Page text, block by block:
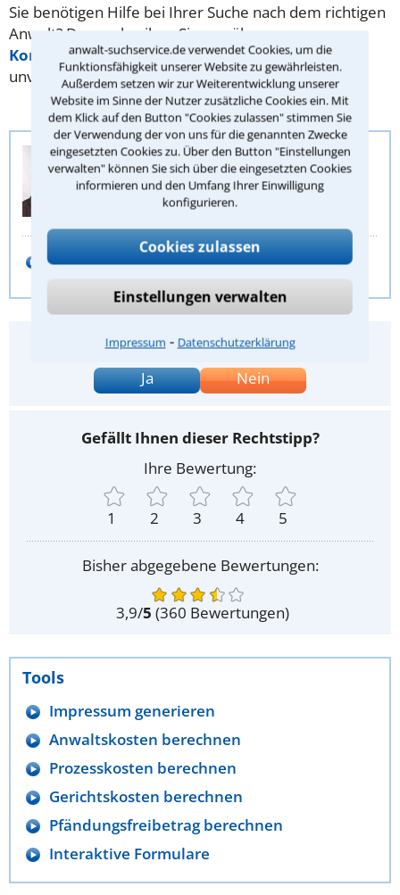
anwalt-suchservice.de verwendet Cookies, um die
Funktionsfähigkeit unserer Website zu gewährleisten.
Außerdem setzen wir zur Weiterentwicklung unserer
Website im Sinne der Nutzer zusätzliche Cookies ein. Mit
dem Klick auf den Button "Cookies zulassen" stimmen Sie
der Verwendung der von uns für die genannten Zwecke
eingesetzten Cookies zu. Über den Button "Einstellungen
verwalten" können Sie sich über die eingesetzten Cookies
informieren und den Umfang Ihrer Einwilligung
konfigurieren.
Cookies zulassen
Einstellungen verwalten
Impressum ⁃ Datenschutzerklärung
Sie benötigen Hilfe bei Ihrer Suche nach dem richtigen
Anwalt? Dann schreiben Sie uns über unser
Kontaktformular. Wir helfen Ihnen kostenlos und
unverbindlich.
Anwalt-Suchservice
Juristische Redaktion
Stephan Buch
E-Mail schreiben
Hat Ihnen dieser Rechtstipp geholfen?
Ja
Nein
Gefällt Ihnen dieser Rechtstipp?
Ihre Bewertung:
1 2 3 4 5
Bisher abgegebene Bewertungen:
3,9/5 (360 Bewertungen)
Tools
Impressum generieren
Anwaltskosten berechnen
Prozesskosten berechnen
Gerichtskosten berechnen
Pfändungsfreibetrag berechnen
Interaktive Formulare